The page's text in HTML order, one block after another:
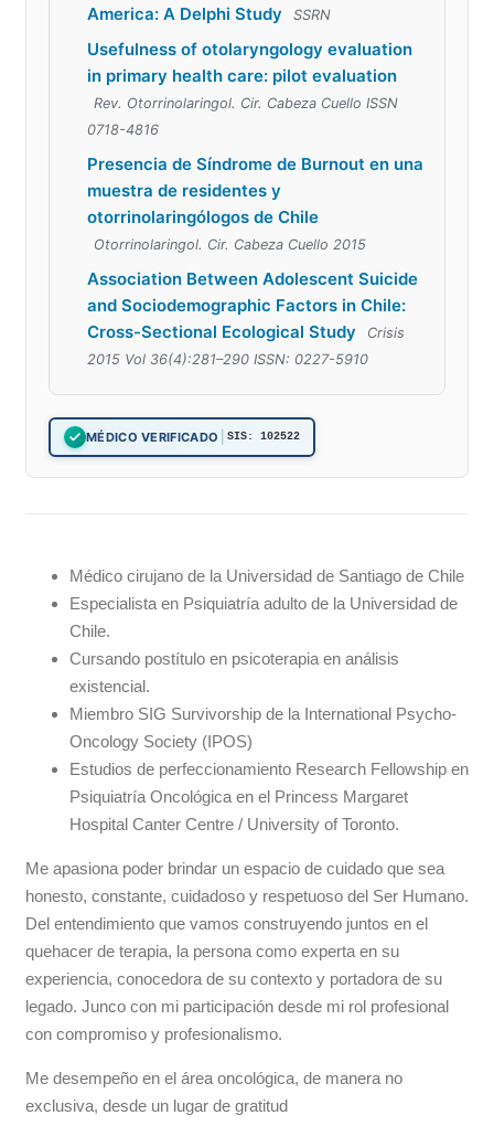
America: A Delphi Study
SSRN
Usefulness of otolaryngology evaluation
in primary health care: pilot evaluation
Rev. Otorrinolaringol. Cir. Cabeza Cuello ISSN
0718-4816
Presencia de Síndrome de Burnout en una
muestra de residentes y
otorrinolaringólogos de Chile
Otorrinolaringol. Cir. Cabeza Cuello 2015
Association Between Adolescent Suicide
and Sociodemographic Factors in Chile:
Cross-Sectional Ecological Study
Crisis
2015 Vol 36(4):281–290 ISSN: 0227-5910
MÉDICO VERIFICADO SIS: 102522
Médico cirujano de la Universidad de Santiago de Chile
Especialista en Psiquiatría adulto de la Universidad de
Chile.
Cursando postítulo en psicoterapia en análisis
existencial.
Miembro SIG Survivorship de la International Psycho-
Oncology Society (IPOS)
Estudios de perfeccionamiento Research Fellowship en
Psiquiatría Oncológica en el Princess Margaret
Hospital Canter Centre / University of Toronto.
Me apasiona poder brindar un espacio de cuidado que sea
honesto, constante, cuidadoso y respetuoso del Ser Humano.
Del entendimiento que vamos construyendo juntos en el
quehacer de terapia, la persona como experta en su
experiencia, conocedora de su contexto y portadora de su
legado. Junco con mi participación desde mi rol profesional
con compromiso y profesionalismo.
Me desempeño en el área oncológica, de manera no
exclusiva, desde un lugar de gratitud